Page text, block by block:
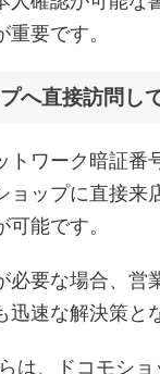
要です。
へ直接訪問し
トワーク暗証番
ョップに直接来
能です。
必要な場合、営
速な解決策と
は、ドコモシ